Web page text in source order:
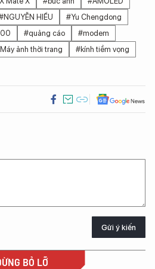
HIẾU
#Yu Chengdong
#quảng cáo
#modem
ảnh thời trang
#kính tiềm vọng
Gửi ý kiến
BỎ LỠ